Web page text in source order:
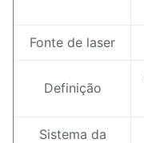
Fonte de laser
Definição
Sistema da